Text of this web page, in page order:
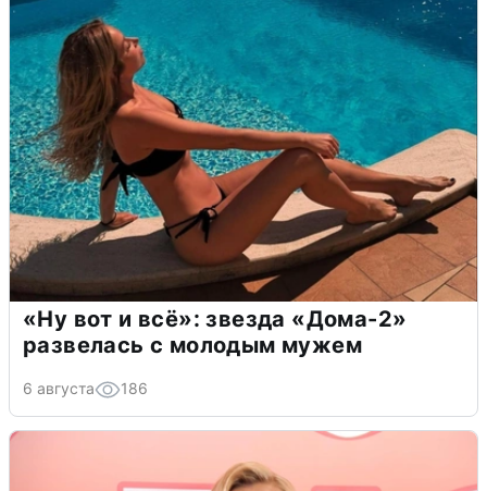
«Ну вот и всё»: звезда «Дома-2»
развелась с молодым мужем
6 августа 186